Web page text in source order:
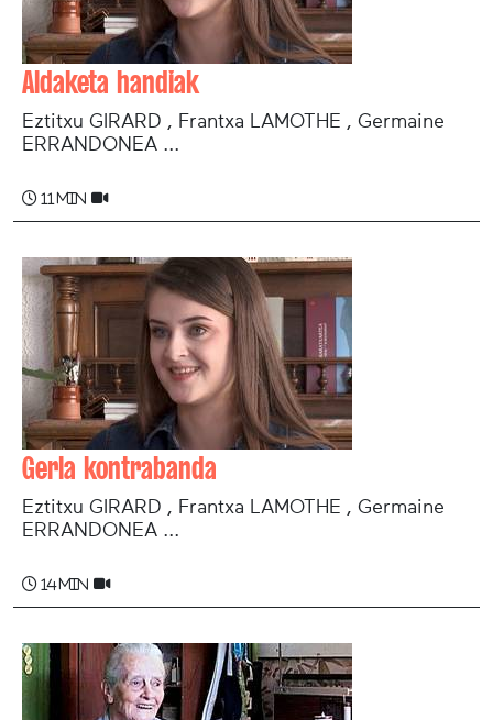
Aldaketa handiak
Eztitxu GIRARD , Frantxa LAMOTHE , Germaine
ERRANDONEA ...
11 min
Gerla kontrabanda
Eztitxu GIRARD , Frantxa LAMOTHE , Germaine
ERRANDONEA ...
14 min